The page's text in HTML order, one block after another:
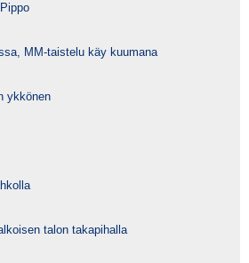
MM-taistelu käy kuumana
ykkönen
talon takapihalla